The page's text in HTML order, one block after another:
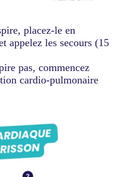
placez-le en
appelez les secours (15
pas, commencez
cardio-pulmonaire